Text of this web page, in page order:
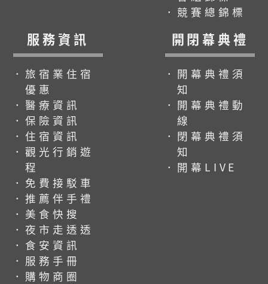
．競賽總錦標
服務資訊
．旅宿業住宿
優惠
．醫療資訊
．保險資訊
．住宿資訊
．觀光行銷遊
程
．免費接駁車
．推薦伴手禮
．美食快搜
．夜市走透透
．食安資訊
．服務手冊
．購物商圈
開閉幕典禮
．開幕典禮須
知
．開幕典禮動
線
．閉幕典禮須
知
．開幕LIVE